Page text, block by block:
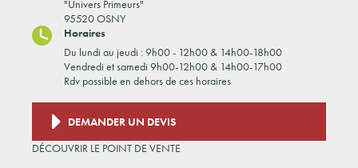
"Univers Primeurs"
95520 OSNY
Horaires
Du lundi au jeudi : 9h00 - 12h00 & 14h00-18h00
Vendredi et samedi 9h00-12h00 & 14h00-17h00
Rdv possible en dehors de ces horaires
DEMANDER UN DEVIS
DÉCOUVRIR LE POINT DE VENTE